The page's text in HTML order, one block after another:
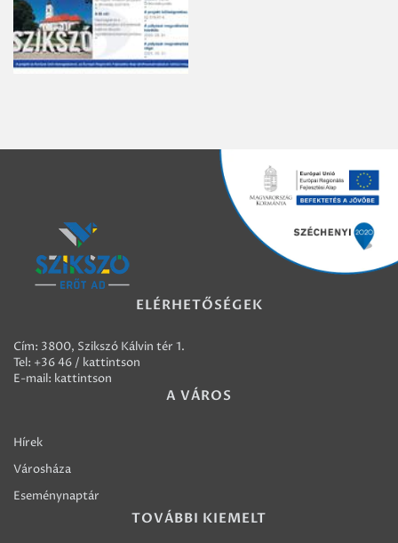
ELÉRHETŐSÉGEK
Cím: 3800, Szikszó Kálvin tér 1.
Tel: +36 46 / kattintson
E-mail: kattintson
A VÁROS
Hírek
Városháza
Eseménynaptár
TOVÁBBI KIEMELT